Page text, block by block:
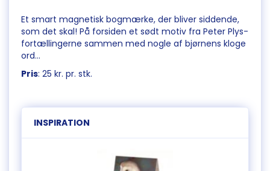
Et smart magnetisk bogmærke, der bliver siddende,
som det skal! På forsiden et sødt motiv fra Peter Plys-
fortællingerne sammen med nogle af bjørnens kloge
ord...
Pris: 25 kr. pr. stk.
INSPIRATION